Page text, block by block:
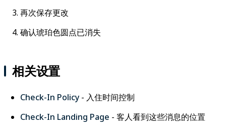
再次保存更改
确认琥珀色圆点已消失
相关设置
Check-In Policy - 入住时间控制
Check-In Landing Page - 客人看到这些消息的位置